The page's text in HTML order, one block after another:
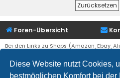
Diese Website nutzt Cookies,
bestmöglichen Komfort bei der
Foren-Übersicht
Bei den Links zu Shops (Amazon, Ebay,
Stern (*) markiert sind, kann es sich
den Kauf eines Produktes über
Umsatzbeteiligung gutgeschrieben.